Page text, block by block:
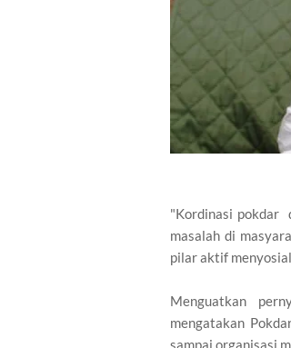
"Kordinasi pokdar
masalah di
pilar aktif
Menguatkan
mengatakan
sampai organisasi